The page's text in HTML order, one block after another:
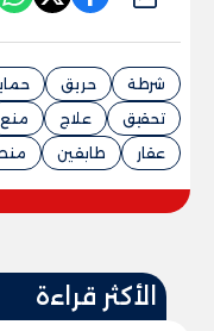
شرطة حريق
تحقيق
علاج منع
عقار
طابقين
الأكثر قراءة